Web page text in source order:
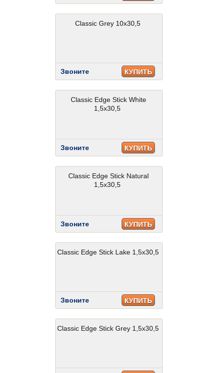
Classic Grey 10x30,5
Звоните КУПИТЬ
Classic Edge Stick White
1,5x30,5
Звоните КУПИТЬ
Classic Edge Stick Natural
1,5x30,5
Звоните КУПИТЬ
Classic Edge Stick Lake 1,5x30,5
Звоните КУПИТЬ
Classic Edge Stick Grey 1,5x30,5